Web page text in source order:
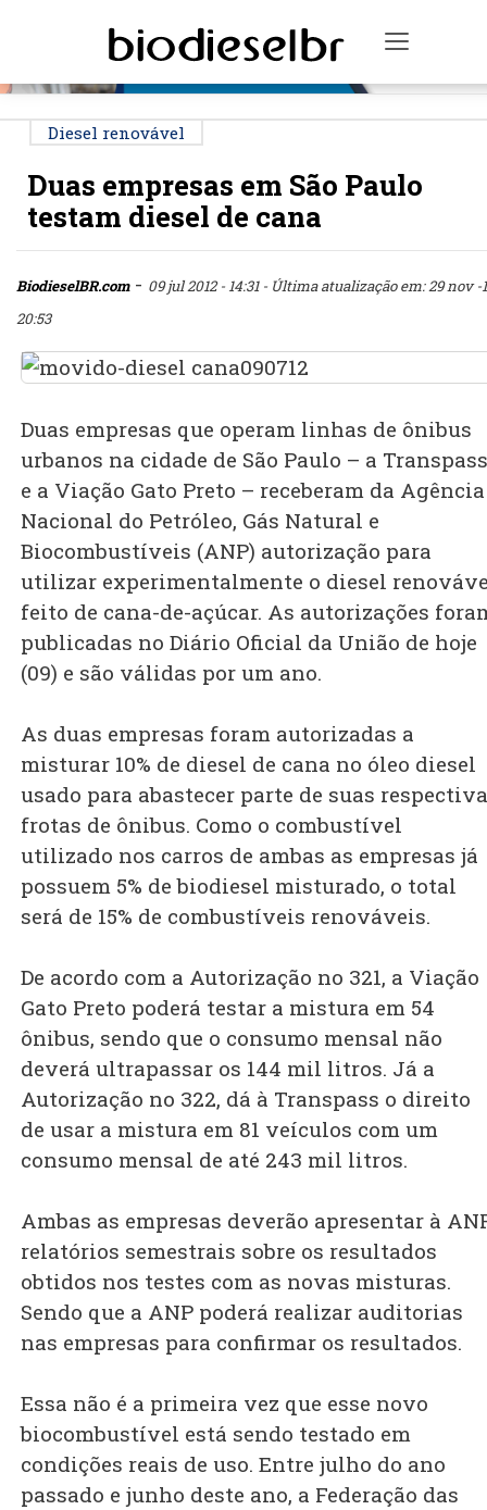
Toggle
Diesel renovável
Duas empresas em São Paulo
testam diesel de cana
BiodieselBR.com- 09 jul 2012 - 14:31 - Última atualização em: 29 nov -
20:53
Duas empresas que operam linhas de ônibus
urbanos na cidade de São Paulo – a Transpass
e a Viação Gato Preto – receberam da Agência
Nacional do Petróleo, Gás Natural e
Biocombustíveis (ANP) autorização para
utilizar experimentalmente o diesel
feito de cana-de-açúcar. As autorizações
publicadas no Diário Oficial da União de hoje
(09) e são válidas por um ano.
As duas empresas foram autorizadas a
misturar 10% de diesel de cana no óleo diesel
usado para abastecer parte de suas
frotas de ônibus. Como o combustível
utilizado nos carros de ambas as empresas já
possuem 5% de biodiesel misturado, o total
será de 15% de combustíveis renováveis.
De acordo com a Autorização no 321, a Viação
Gato Preto poderá testar a mistura em 54
ônibus, sendo que o consumo mensal não
deverá ultrapassar os 144 mil litros. Já a
Autorização no 322, dá à Transpass o direito
de usar a mistura em 81 veículos com um
consumo mensal de até 243 mil litros.
Ambas as empresas deverão apresentar à
relatórios semestrais sobre os resultados
obtidos nos testes com as novas misturas.
Sendo que a ANP poderá realizar auditorias
nas empresas para confirmar os resultados.
Essa não é a primeira vez que esse novo
biocombustível está sendo testado em
condições reais de uso. Entre julho do ano
passado e junho deste ano, a Federação das